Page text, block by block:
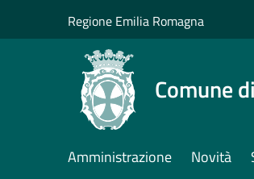
Regione Emilia Romagna
Comune
Amministrazione Novità